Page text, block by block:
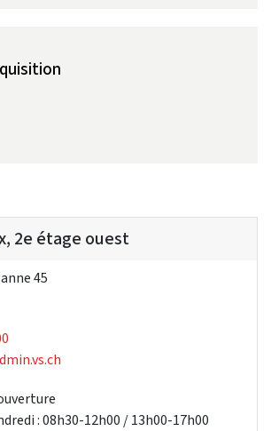
2e étage ouest
45
: 08h30-12h00 / 13h00-17h00